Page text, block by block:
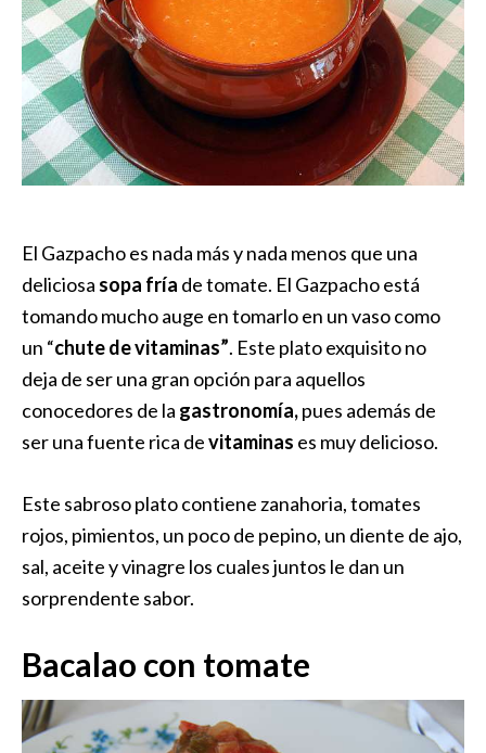
El Gazpacho es nada más y nada menos que una
deliciosa sopa fría de tomate. El Gazpacho está
tomando mucho auge en tomarlo en un vaso como
un “chute de vitaminas”. Este plato exquisito no
deja de ser una gran opción para aquellos
conocedores de la gastronomía,pues además de
ser una fuente rica devitaminas es muy delicioso.
Este sabroso plato contiene zanahoria, tomates
rojos, pimientos, un poco de pepino, un diente de ajo,
sal, aceite y vinagre los cuales juntos le dan un
sorprendente sabor.
Bacalao con tomate